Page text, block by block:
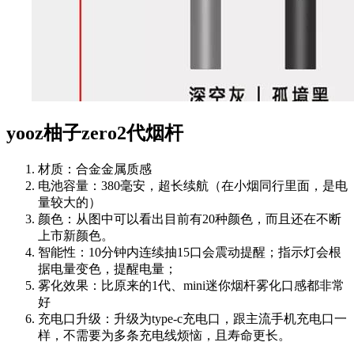
yooz柚子zero2代烟杆
材质：合金金属质感
电池容量：380毫安，超长续航（在小烟同行里面，是电
量较大的）
颜色：从图中可以看出目前有20种颜色，而且还在不断
上市新颜色。
智能性：10分钟内连续抽15口会震动提醒；指示灯会根
据电量变色，提醒电量；
雾化效果：比原来的1代、mini迷你烟杆雾化口感都非常
好
充电口升级：升级为type-c充电口，跟主流手机充电口一
样，不需要为多条充电线烦恼，且寿命更长。